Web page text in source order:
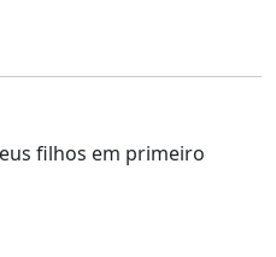
filhos em primeiro